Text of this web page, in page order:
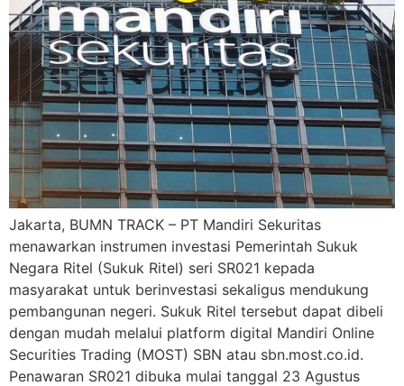
Jakarta, BUMN TRACK – PT Mandiri Sekuritas
menawarkan instrumen investasi Pemerintah Sukuk
Negara Ritel (Sukuk Ritel) seri SR021 kepada
masyarakat untuk berinvestasi sekaligus mendukung
pembangunan negeri. Sukuk Ritel tersebut dapat dibeli
dengan mudah melalui platform digital Mandiri Online
Securities Trading (MOST) SBN atau sbn.most.co.id.
Penawaran SR021 dibuka mulai tanggal 23 Agustus